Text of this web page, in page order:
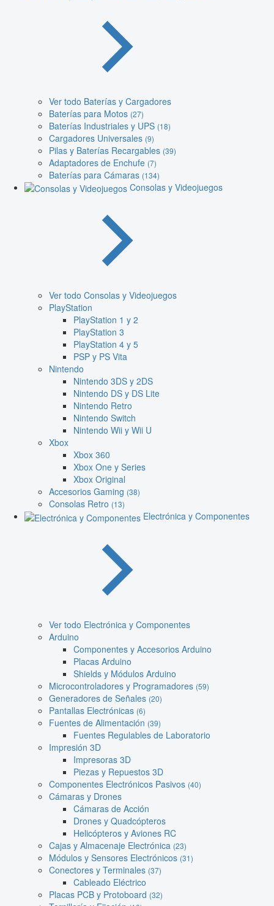
Ver todo Baterías y Cargadores
Baterías para Motos (27)
Baterías Industriales y UPS (18)
Cargadores Universales (9)
Pilas y Baterías Recargables (39)
Adaptadores de Enchufe (7)
Baterías para Cámaras (134)
Consolas y Videojuegos
Ver todo Consolas y Videojuegos
PlayStation
PlayStation 1 y 2
PlayStation 3
PlayStation 4 y 5
PSP y PS Vita
Nintendo
Nintendo 3DS y 2DS
Nintendo DS y DS Lite
Nintendo Retro
Nintendo Switch
Nintendo Wii y Wii U
Xbox
Xbox 360
Xbox One y Series
Xbox Original
Accesorios Gaming (38)
Consolas Retro (13)
Electrónica y Componentes
Ver todo Electrónica y Componentes
Arduino
Componentes y Accesorios Arduino
Placas Arduino
Shields y Módulos Arduino
Microcontroladores y Programadores (59)
Generadores de Señales (20)
Pantallas Electrónicas (6)
Fuentes de Alimentación (39)
Fuentes Regulables de Laboratorio
Impresión 3D
Impresoras 3D
Piezas y Repuestos 3D
Componentes Electrónicos Pasivos (40)
Cámaras y Drones
Cámaras de Acción
Drones y Quadcópteros
Helicópteros y Aviones RC
Cajas y Almacenaje Electrónica (23)
Módulos y Sensores Electrónicos (31)
Conectores y Terminales (37)
Cableado Eléctrico
Placas PCB y Protoboard (32)